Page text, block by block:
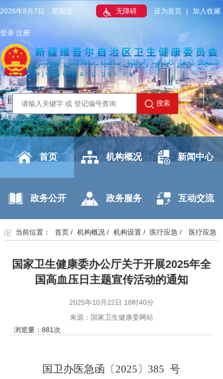
2026年8月7日 星期五 无障碍 设为首页 | 加入收藏
登录 注册
搜索
首页 机构概况 新闻中心
政务公开 政务服务 互动交流
当前位置： 首页/ 机构概况/ 机构设置/ 医疗应急 / 医疗应急
国家卫生健康委办公厅关于开展2025年全
国高血压日主题宣传活动的通知
2025年10月22日 18时40分
来源：国家卫生健康委网站
浏览量： 881 次
国卫办医急函〔2025〕 385号